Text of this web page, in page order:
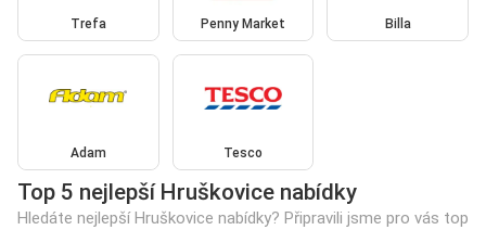
Trefa Penny Market Billa
Adam Tesco
Top 5 nejlepší Hruškovice nabídky
Hledáte nejlepší Hruškovice nabídky? Připravili jsme pro vás top